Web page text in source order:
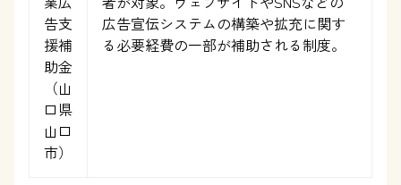
告支
援補
助金
（山
口県
山口
市）
広告宣伝システムの構築や拡充に関す
る必要経費の一部が補助される制度。